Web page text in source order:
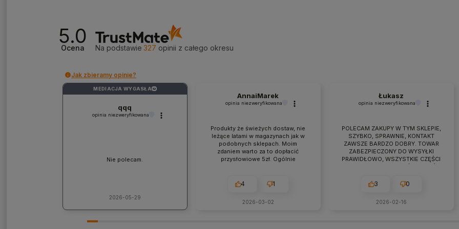
5.0
Ocena Na podstawie 327 opinii z całego okresu
Jak zbieramy opinie?
MEDIACJA WYGASŁA ?
qqq
opinia niezweryfikowana
Nie polecam.
2026-05-29
AnnaiMarek
opinia niezweryfikowana
Produkty że świeżych dostaw, nie
leżące latami w magazynach jak w
podobnych sklepach. Moim
zdaniem warto za to dopłacić
przysłowiowe 5zł. Ogólnie
jakieś problemy zawsze można
Polecam z czystym sumieniem!
4 1
2026-03-02
Łukasz
opinia niezweryfikowana
POLECAM ZAKUPY W TYM SKLEPIE,
SZYBKO, SPRAWNIE, KONTAKT
ZAWSZE BARDZO DOBRY. TOWAR
ZABEZPIECZONY DO WYSYŁKI
PRAWIDŁOWO, WSZYSTKIE CZĘŚCI
WARTO TUTAJ
3 0
2026-02-16